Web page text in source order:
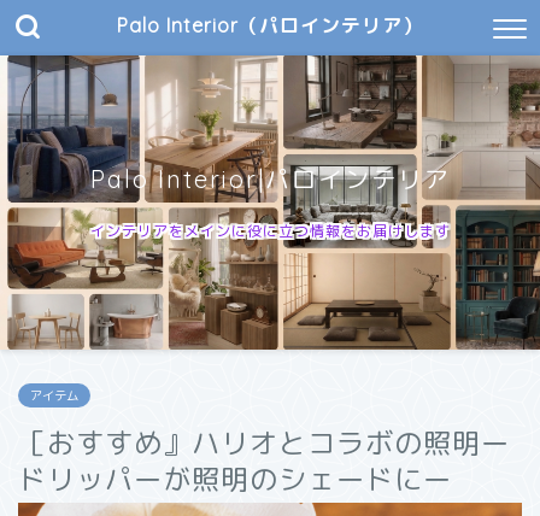
Palo Interior（パロインテリア）
Palo Interior|パロインテリア
インテリアをメインに役に立つ情報をお届けします
アイテム
［おすすめ』ハリオとコラボの照明ー
ドリッパーが照明のシェードにー